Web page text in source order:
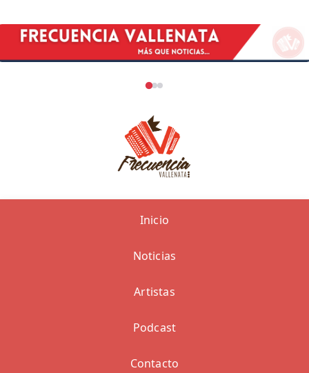
Inicio
Noticias
Artistas
Podcast
Contacto